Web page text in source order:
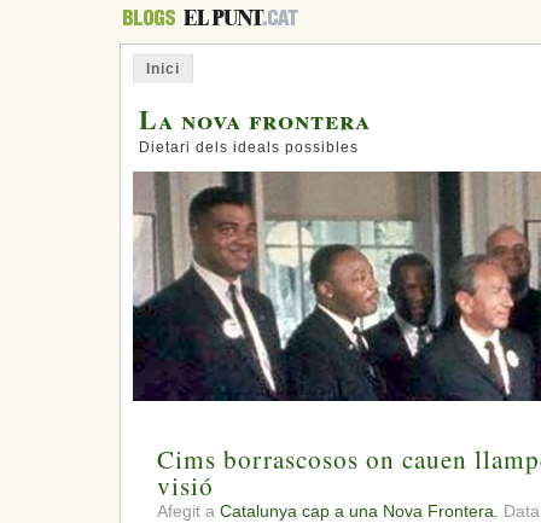
Inici
La nova frontera
Dietari dels ideals possibles
Cims borrascosos on cauen
visió
Afegit a Catalunya cap a una Nova Frontera.